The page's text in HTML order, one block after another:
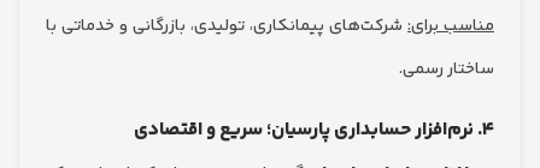
برای:شرکت‌های پیمانکاری، تولیدی، بازرگانی و خدماتی با
رسمی.